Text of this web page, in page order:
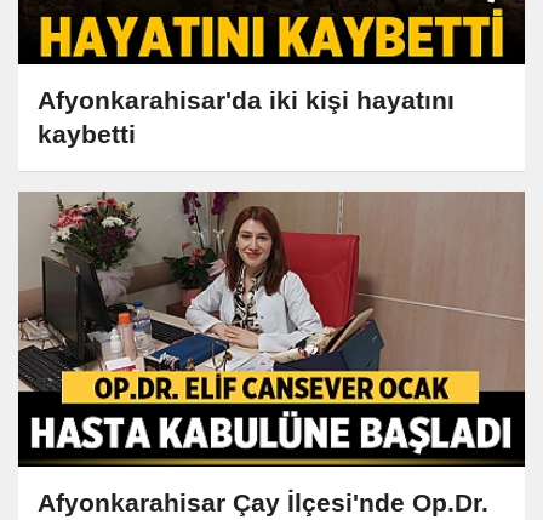
Afyonkarahisar'da iki kişi hayatını
kaybetti
Afyonkarahisar Çay İlçesi'nde Op.Dr.